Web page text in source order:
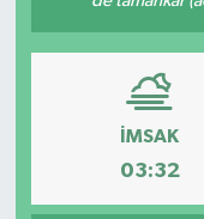
İMSAK
03:32